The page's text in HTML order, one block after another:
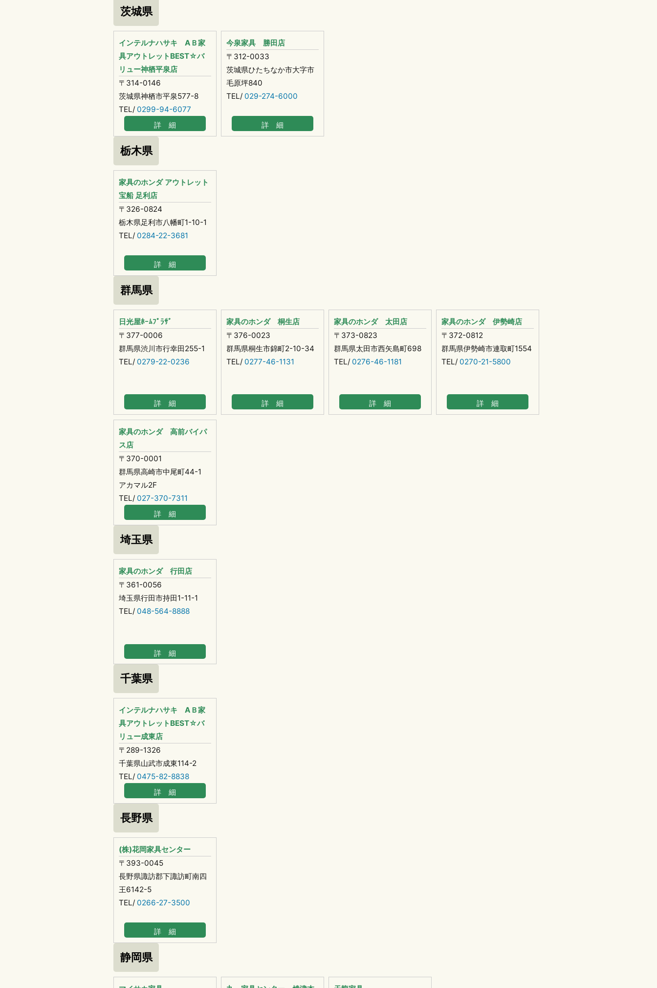
茨城県
インテルナハサキ AＢ家
具アウトレットBEST☆バ
リュー神栖平泉店
〒314-0146
茨城県神栖市平泉577-8
TEL/ 0299-94-6077
詳 細
今泉家具 勝田店
〒312-0033
茨城県ひたちなか市大字市
毛原坪840
TEL/ 029-274-6000
詳 細
栃木県
家具のホンダ アウトレット
宝船 足利店
〒326-0824
栃木県足利市八幡町1-10-1
TEL/ 0284-22-3681
詳 細
群馬県
日光屋ﾎｰﾑﾌﾟﾗｻﾞ
〒377-0006
群馬県渋川市行幸田255-1
TEL/ 0279-22-0236
詳 細
家具のホンダ 桐生店
〒376-0023
群馬県桐生市錦町2-10-34
TEL/ 0277-46-1131
詳 細
家具のホンダ 太田店
〒373-0823
群馬県太田市西矢島町698
TEL/ 0276-46-1181
詳 細
家具のホンダ 伊勢崎店
〒372-0812
群馬県伊勢崎市連取町1554
TEL/ 0270-21-5800
詳 細
家具のホンダ 高前バイパ
ス店
〒370-0001
群馬県高崎市中尾町44-1
アカマル2F
TEL/ 027-370-7311
詳 細
埼玉県
家具のホンダ 行田店
〒361-0056
埼玉県行田市持田1-11-1
TEL/ 048-564-8888
詳 細
千葉県
インテルナハサキ AＢ家
具アウトレットBEST☆バ
リュー成東店
〒289-1326
千葉県山武市成東114-2
TEL/ 0475-82-8838
詳 細
長野県
(株)花岡家具センター
〒393-0045
長野県諏訪郡下諏訪町南四
王6142-5
TEL/ 0266-27-3500
詳 細
静岡県